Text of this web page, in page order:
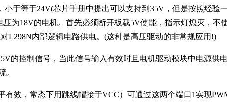
等于24V(芯片手册中提出可以支持到35V，但是按照经验
压为18V的电机。首先必须断开板载5V使能，指示灯熄灭，不
L298N内部逻辑电路供电。(这种是高压驱动的非常规应用!)
控制信号，当此信号输入有效时且电机驱动模块中电源供
。
效，常态下用跳线帽接于VCC）可通过这两个端口1实现